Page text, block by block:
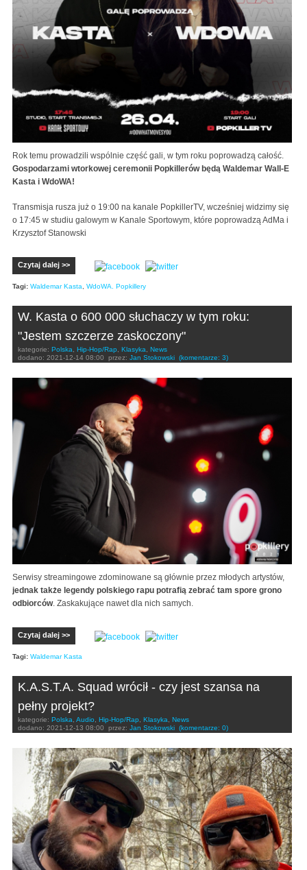
Rok temu prowadzili wspólnie część gali, w tym roku poprowadzą całość.
Gospodarzami wtorkowej ceremonii Popkillerów będą Waldemar Wall-E
Kasta i WdoWA!
Transmisja rusza już o 19:00 na kanale PopkillerTV, wcześniej widzimy się
o 17:45 w studiu galowym w Kanale Sportowym, które poprowadzą AdMa i
Krzysztof Stanowski
Czytaj dalej >>
Tagi: Waldemar Kasta WdoWA. Popkillery
W. Kasta o 600 000 słuchaczy w tym roku:
"Jestem szczerze zaskoczony"
kategorie: Polska Hip-Hop/Rap Klasyka
News
dodano: 2021-12-14 08:00 przez: Jan Stokowski (komentarze: 3)
Serwisy streamingowe zdominowane są głównie przez młodych artystów,
jednak także legendy polskiego rapu potrafią zebrać tam spore grono
odbiorców. Zaskakujące nawet dla nich samych.
Czytaj dalej >>
Tagi: Waldemar Kasta
K.A.S.T.A. Squad wrócił - czy jest szansa na
pełny projekt?
kategorie: Polska, Audio, Hip-Hop/Rap, Klasyka, News
dodano: 2021-12-13 08:00 przez: Jan Stokowski (komentarze: 0)